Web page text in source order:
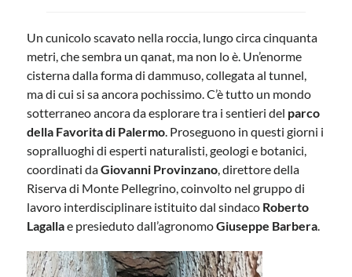
Un cunicolo scavato nella roccia, lungo circa cinquanta
metri, che sembra un qanat, ma non lo è. Un’enorme
cisterna dalla forma di dammuso, collegata al tunnel,
ma di cui si sa ancora pochissimo. C’è tutto un mondo
sotterraneo ancora da esplorare tra i sentieri del parco
della Favorita di Palermo. Proseguono in questi giorni i
sopralluoghi di esperti naturalisti, geologi e botanici,
coordinati daGiovanni Provinzano, direttore della
Riserva di Monte Pellegrino, coinvolto nel gruppo di
lavoro interdisciplinare istituito dal sindaco Roberto
Lagallae presieduto dall’agronomoGiuseppe Barbera.